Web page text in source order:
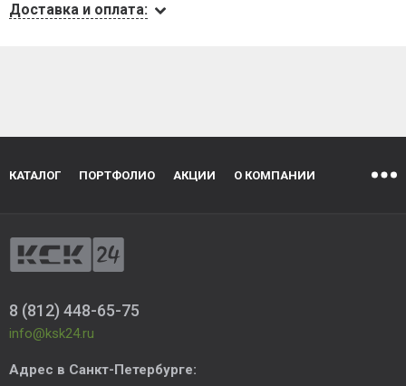
Доставка и оплата:
КАТАЛОГ ПОРТФОЛИО АКЦИИ О КОМПАНИИ
8 (812) 448-65-75
info@ksk24.ru
Адрес в Санкт-Петербурге: